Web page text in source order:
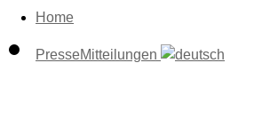
Home
PresseMitteilungen